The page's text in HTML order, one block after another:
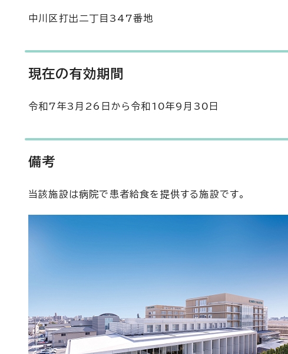
中川区打出二丁目347番地
現在の有効期間
令和7年3月26日から令和10年9月30日
備考
当該施設は病院で患者給食を提供する施設です。